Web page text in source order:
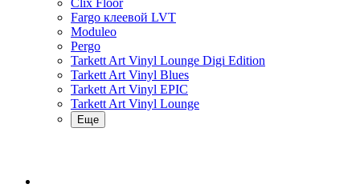
Clix Floor
Fargo клеевой LVT
Moduleo
Pergo
Tarkett Art Vinyl Lounge Digi Edition
Tarkett Art Vinyl Blues
Tarkett Art Vinyl EPIC
Tarkett Art Vinyl Lounge
Еще